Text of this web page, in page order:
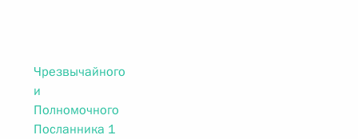
Чрезвычайного
и
Полномочного
Посланника 1